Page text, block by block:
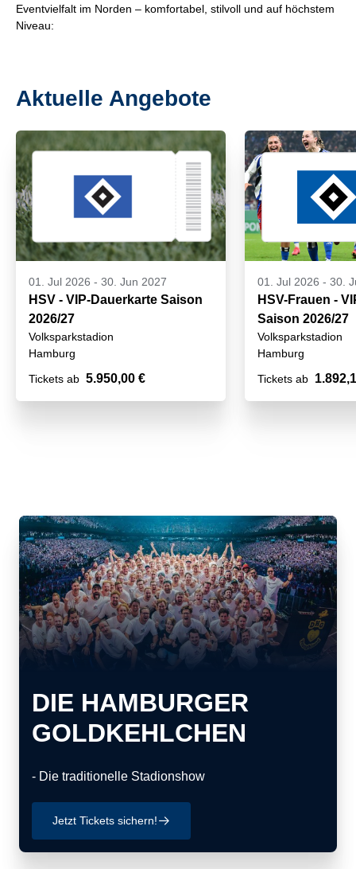
Eventvielfalt im Norden – komfortabel, stilvoll und auf höchstem
Niveau:
Aktuelle Angebote
01. Jul 2026 - 30. Jun 2027
HSV - VIP-Dauerkarte Saison
2026/27
Volksparkstadion
Hamburg
Tickets ab 5.950,00 €
01. Jul 2026 - 30.
HSV-Frauen -
Saison 2026/27
Volksparkstadion
Hamburg
Tickets ab
DIE HAMBURGER
GOLDKEHLCHEN
- Die traditionelle Stadionshow
Jetzt Tickets sichern!􀄫